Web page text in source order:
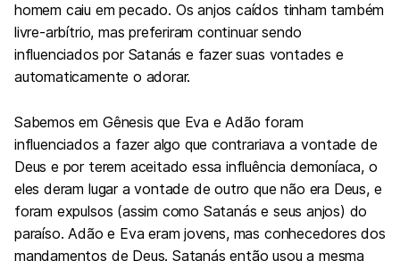
homem caiu em pecado. Os anjos caídos tinham também
livre-arbítrio, mas preferiram continuar sendo
influenciados por Satanás e fazer suas vontades e
automaticamente o adorar.
Sabemos em Gênesis que Eva e Adão foram
influenciados a fazer algo que contrariava a vontade de
Deus e por terem aceitado essa influência demoníaca, o
eles deram lugar a vontade de outro que não era Deus, e
foram expulsos (assim como Satanás e seus anjos) do
paraíso. Adão e Eva eram jovens, mas conhecedores dos
mandamentos de Deus. Satanás então usou a mesma